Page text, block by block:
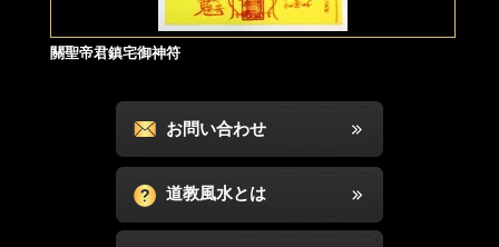
關聖帝君鎮宅御神符
お問い合わせ
道教風水とは